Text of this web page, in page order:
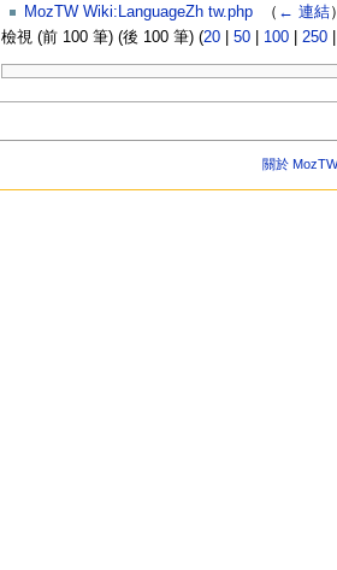
MozTW Wiki:LanguageZh tw.php‎ （ ← 連結
檢視 (前 100 筆) (後 100 筆) (20| 50| 100| 250
關於